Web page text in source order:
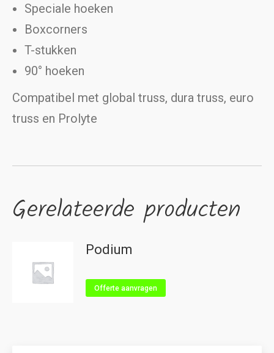
Speciale hoeken
Boxcorners
T-stukken
90° hoeken
Compatibel met global truss, dura truss, euro
truss en Prolyte
Gerelateerde producten
Podium
Offerte aanvragen